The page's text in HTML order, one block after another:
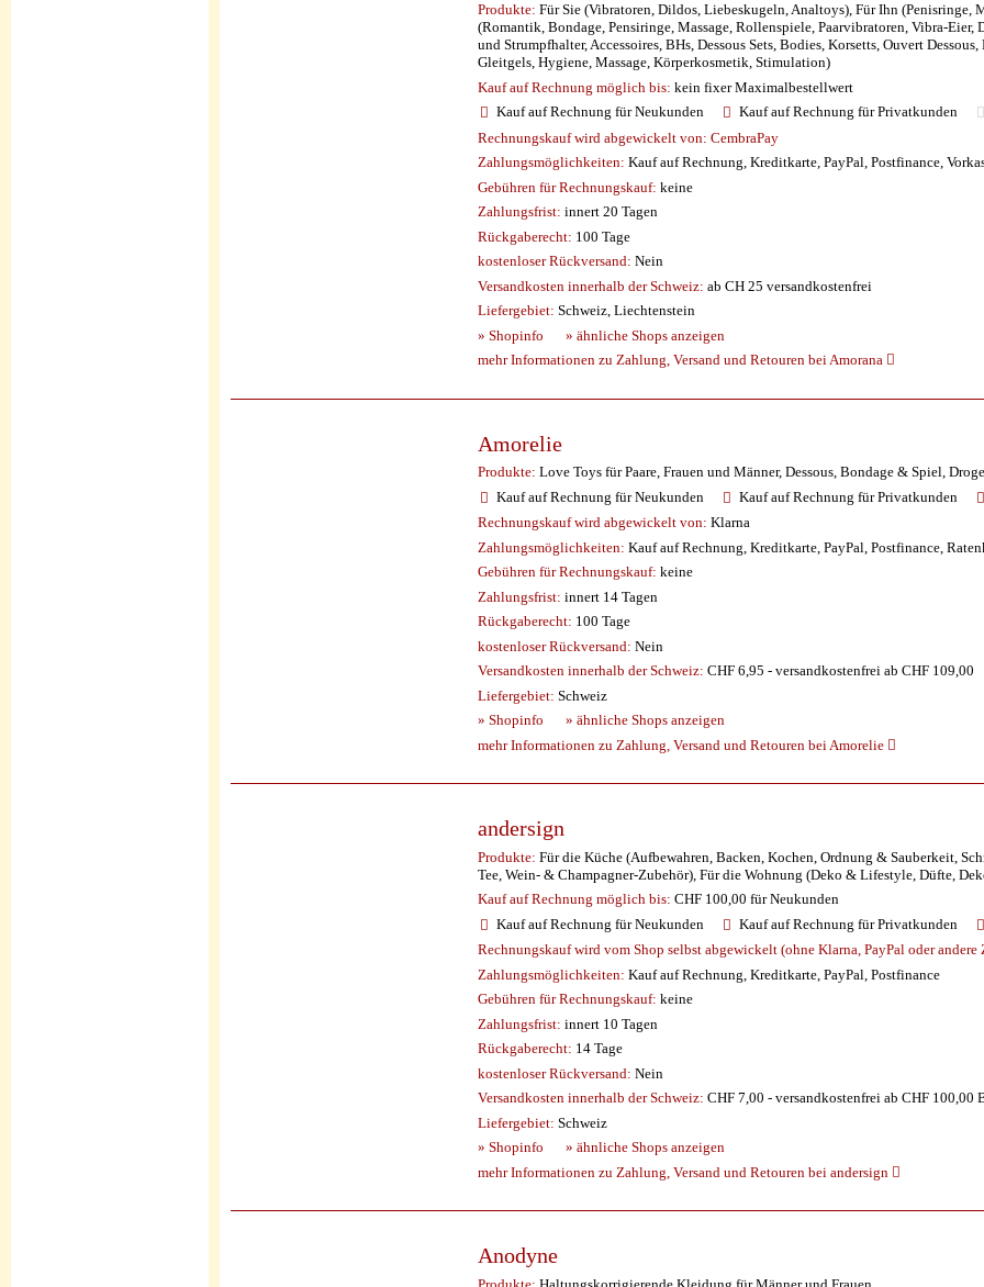
Produkte: Für Sie (Vibratoren, Dildos, Liebeskugeln, Analtoys), Für Ihn (Penisringe,
(Romantik, Bondage, Pensiringe, Massage, Rollenspiele, Paarvibratoren, Vibra-
und Strumpfhalter, Accessoires, BHs, Dessous Sets, Bodies, Korsetts, Ouvert
Gleitgels, Hygiene, Massage, Körperkosmetik, Stimulation)
Kauf auf Rechnung möglich bis: kein fixer Maximalbestellwert
Kauf auf Rechnung für Neukunden
Kauf auf Rechnung für Privatkunden
Rechnungskauf wird abgewickelt von: CembraPay
Zahlungsmöglichkeiten: Kauf auf Rechnung, Kreditkarte, PayPal, Postfinance,
Gebühren für Rechnungskauf: keine
Zahlungsfrist: innert 20 Tagen
Rückgaberecht: 100 Tage
kostenloser Rückversand: Nein
Versandkosten innerhalb der Schweiz: ab CH 25 versandkostenfrei
Liefergebiet: Schweiz, Liechtenstein
» Shopinfo
» ähnliche Shops anzeigen
mehr Informationen zu Zahlung, Versand und Retouren bei Amorana
Amorelie
Produkte: Love Toys für Paare, Frauen und Männer, Dessous, Bondage & Spiel,
Kauf auf Rechnung für Neukunden
Kauf auf Rechnung für Privatkunden
Rechnungskauf wird abgewickelt von: Klarna
Zahlungsmöglichkeiten: Kauf auf Rechnung, Kreditkarte, PayPal, Postfinance,
Gebühren für Rechnungskauf: keine
Zahlungsfrist: innert 14 Tagen
Rückgaberecht: 100 Tage
kostenloser Rückversand: Nein
Versandkosten innerhalb der Schweiz: CHF 6,95 - versandkostenfrei ab CHF 109,00
Liefergebiet: Schweiz
» Shopinfo
» ähnliche Shops anzeigen
mehr Informationen zu Zahlung, Versand und Retouren bei Amorelie
andersign
Produkte: Für die Küche (Aufbewahren, Backen, Kochen, Ordnung & Sauberkeit,
Tee, Wein- & Champagner-Zubehör), Für die Wohnung (Deko & Lifestyle, Düfte,
Kauf auf Rechnung möglich bis: CHF 100,00 für Neukunden
Kauf auf Rechnung für Neukunden
Kauf auf Rechnung für Privatkunden
Rechnungskauf wird vom Shop selbst abgewickelt (ohne Klarna, PayPal oder
Zahlungsmöglichkeiten: Kauf auf Rechnung, Kreditkarte, PayPal, Postfinance
Gebühren für Rechnungskauf: keine
Zahlungsfrist: innert 10 Tagen
Rückgaberecht: 14 Tage
kostenloser Rückversand: Nein
Versandkosten innerhalb der Schweiz: CHF 7,00 - versandkostenfrei ab CHF 100,00
Liefergebiet: Schweiz
» Shopinfo
» ähnliche Shops anzeigen
mehr Informationen zu Zahlung, Versand und Retouren bei andersign
Anodyne
Produkte: Haltungskorrigierende Kleidung für Männer und Frauen